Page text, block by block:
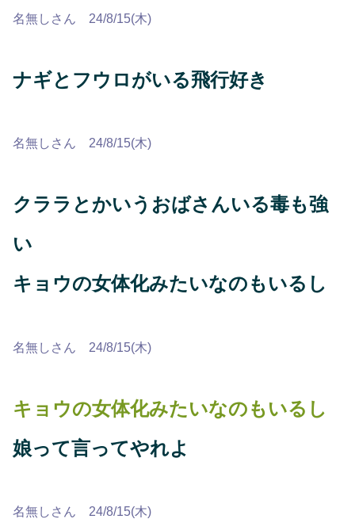
名無しさん 24/8/15(木)
ナギとフウロがいる飛行好き
名無しさん 24/8/15(木)
クララとかいうおばさんいる毒も強
い
キョウの女体化みたいなのもいるし
名無しさん 24/8/15(木)
キョウの女体化みたいなのもいるし
娘って言ってやれよ
名無しさん 24/8/15(木)